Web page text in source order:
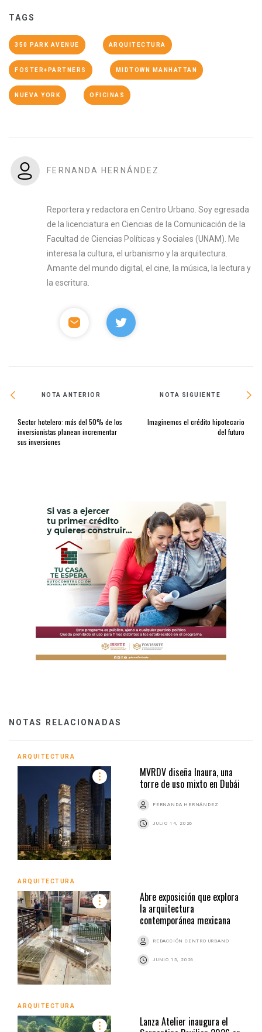
TAGS
350 PARK AVENUE ARQUITECTURA
FOSTER+PARTNERS MIDTOWN MANHATTAN
NUEVA YORK OFICINAS
FERNANDA HERNÁNDEZ
Reportera y redactora en Centro Urbano. Soy egresada
de la licenciatura en Ciencias de la Comunicación de la
Facultad de Ciencias Políticas y Sociales (UNAM). Me
interesa la cultura, el urbanismo y la arquitectura.
Amante del mundo digital, el cine, la música, la lectura y
la escritura.
NOTA ANTERIOR
Sector hotelero: más del 50% de los
inversionistas planean incrementar
sus inversiones
NOTA SIGUIENTE
Imaginemos el crédito hipotecario
del futuro
NOTAS RELACIONADAS
ARQUITECTURA
MVRDV diseña Inaura, una
torre de uso mixto en Dubái
FERNANDA HERNÁNDEZ
JULIO 14, 2026
ARQUITECTURA
Abre exposición que explora
la arquitectura
contemporánea mexicana
REDACCIÓN CENTRO URBANO
JUNIO 15, 2026
ARQUITECTURA
Lanza Atelier inaugura el